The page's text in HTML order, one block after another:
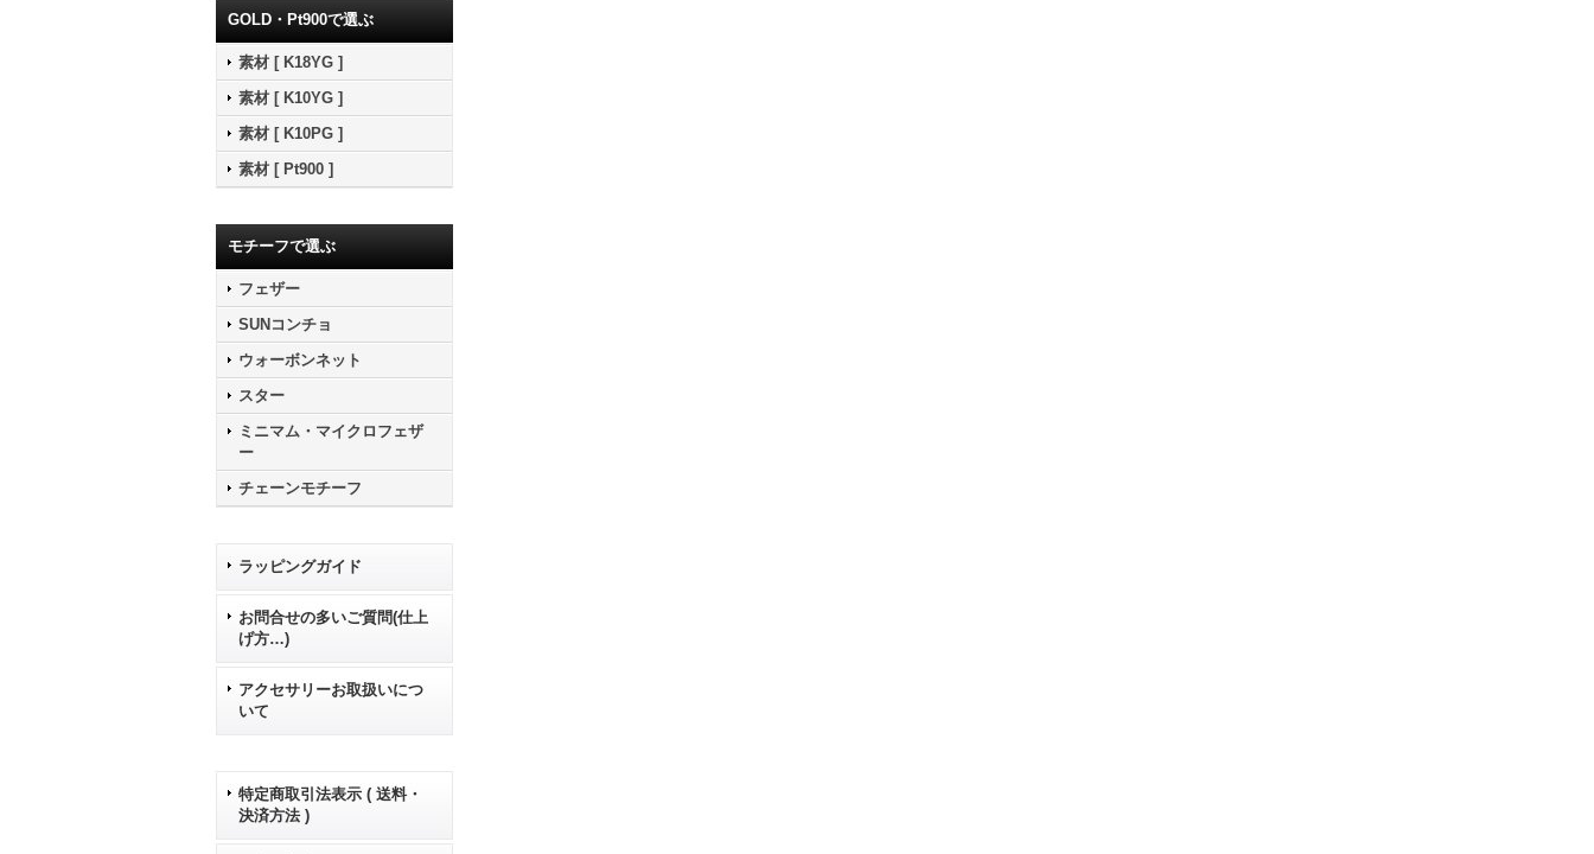
GOLD・Pt900で選ぶ
素材 [ K18YG ]
素材 [ K10YG ]
素材 [ K10PG ]
素材 [ Pt900 ]
モチーフで選ぶ
フェザー
SUNコンチョ
ウォーボンネット
スター
ミニマム・マイクロフェザ
ー
チェーンモチーフ
ラッピングガイド
お問合せの多いご質問(仕上
げ方…)
アクセサリーお取扱いにつ
いて
特定商取引法表示 ( 送料・
決済方法 )